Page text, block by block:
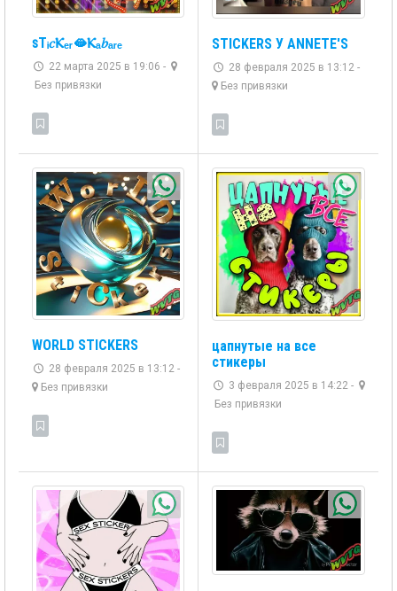
ꜱТᵢ𝑐Ⲕₑᵣ🫦Ⲕₐ𝑏ₐᵣₑ
22 марта 2025 в 19:06 -
Без привязки
STICKERS У ANNETE'S
28 февраля 2025 в 13:12 -
Без привязки
WORLD STICKERS
28 февраля 2025 в 13:12 -
Без привязки
цапнутые на все
стикеры
3 февраля 2025 в 14:22 -
Без привязки